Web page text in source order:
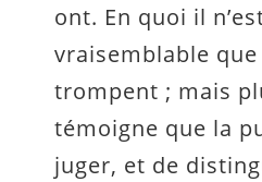
ont. En quoi il
vraisemblable
trompent ; mais
témoigne que la
juger, et de